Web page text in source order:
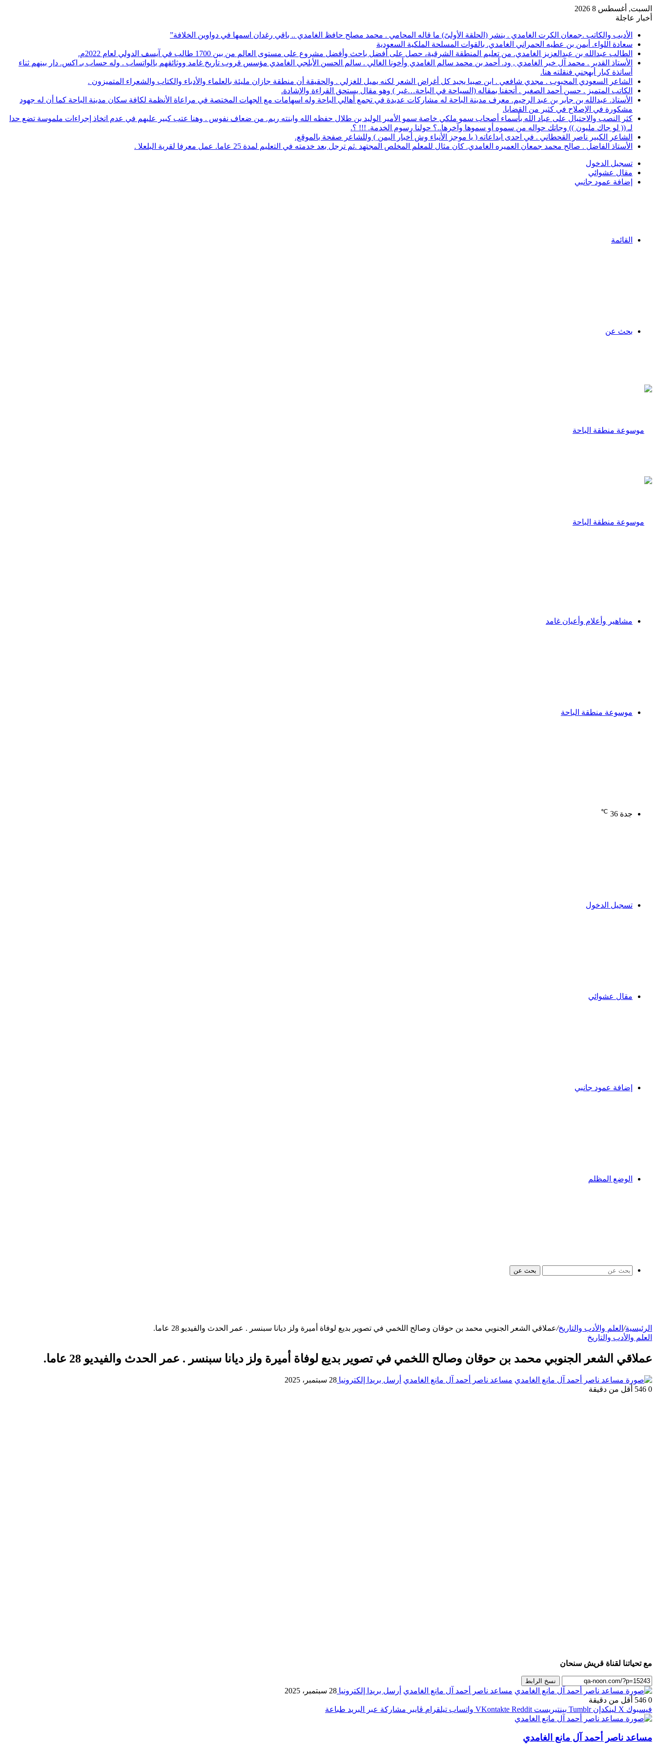
السبت, أغسطس 8 2026
أخبار عاجلة
الأديب والكاتب .جمعان الكرت الغامدي . ينشر (الحلقة الأولىً) ما قاله المحامي . محمد مصلح حافظ الغامدي .. باقي رغدان اسمها في دواوين الخلافة”
سعادة اللواء. أيمن بن عطيه الحمراني الغامدي. بالقوات المسلحة الملكية السعودية
الطالب عبدالله بن عبدالعزيز الغامدي. من تعليم المنطقة الشرقية، حصل على أفضل باحث وأفضل مشروع على مستوى العالم من بين 1700 طالب في آيسف الدولي لعام 2022م.
الأستاذ القدير . محمد آل خير الغامدي , ود. أحمد بن محمد سالم الغامدي وأخونا الغالي . سالم الحسن الأبلجي الغامدي مؤسس قروب تاريخ غامد ووثائقهم بالواتساب . وله حساب بـ اكس. دار بينهم ثناء
أساتذة كبار أبهجني فنقلته هنا.
الشاعر السعودي المحبوب . مجدي شافعي . ابن صبيا يجيد كل أغراض الشعر لكنه يميل للغزلي . والحقيقة أن منطقة جازان مليئة بالعلماء والأدباء والكتاب والشعراء المتميزون .
الكاتب المتميز . حسن أحمد الصغير . أتحفنا بمقاله (السياحة في الباحة…غير ) وهو مقال يستحق القراءة والإشادة.
الأستاذ. عبدالله بن جابر بن عبد الرحيم. معرف مدينة الباحة له مشاركات عديدة في تجمع أهالي الباحة وله اسهامات مع الجهات المختصة في مراعاة الأنظمة لكافة سكان مدينة الباحة كما أن له جهود
مشكورة في الإصلاح في كثير من القضايا.
كثر النصب والاحتيال على عباد الله بأسماء أصحاب سمو ملكي خاصة سمو الأمير الوليد بن طلال حفظه الله وابنته ريم. من ضعاف نفوس . وهنا عتب كبير عليهم في عدم اتخاذ إجراءات ملموسة تضع حدا
لـ (( لو جاك مليون )) وجاتك حواله من سموه أو سموها وآخرها..؟ حولنا رسوم الخدمة. !!! ؟.
الشاعر الكبير ناصر القحطاني . في احدى ابداعاته ( يا موجز الأنباء وش أخبار اليمن ) وللشاعر صفحة بالموقع.
الأستاذ الفاضل . صالح محمد جمعان العميره الغامدي. كان مثال للمعلم المخلص المجتهد .ثم ترجل بعد خدمته في التعليم لمدة 25 عاما. عمل معرفا لقرية البلعلا .
تسجيل الدخول
مقال عشوائي
إضافة عمود جانبي
القائمة
بحث عن
مشاهير وأعلام وأعيان غامد
موسوعة منطقة الباحة
جدة 36
℃
تسجيل الدخول
مقال عشوائي
إضافة عمود جانبي
الوضع المظلم
بحث عن
الرئيسية/ العلم والأدب والتاريخ/عملاقي الشعر الجنوبي محمد بن حوقان وصالح اللخمي في تصوير بديع لوفاة أميرة ولز ديانا سبنسر . عمر الحدث والفيديو 28 عاما.
العلم والأدب والتاريخ
عملاقي الشعر الجنوبي محمد بن حوقان وصالح اللخمي في تصوير بديع لوفاة أميرة ولز ديانا سبنسر . عمر الحدث والفيديو 28 عاما.
مساعد ناصر أحمد آل مانع الغامدي أرسل بريدا إلكترونيا 28 سبتمبر، 2025
0
أقل من دقيقة
مع تحياتنا لقناة قريش سنحان
نسخ الرابط
مساعد ناصر أحمد آل مانع الغامدي أرسل بريدا إلكترونيا 28 سبتمبر، 2025
0
أقل من دقيقة
فيسبوك ‫X لينكدإن بينتيريست واتساب تيلقرام ڤايبر مشاركة عبر البريد طباعة
مساعد ناصر أحمد آل مانع الغامدي